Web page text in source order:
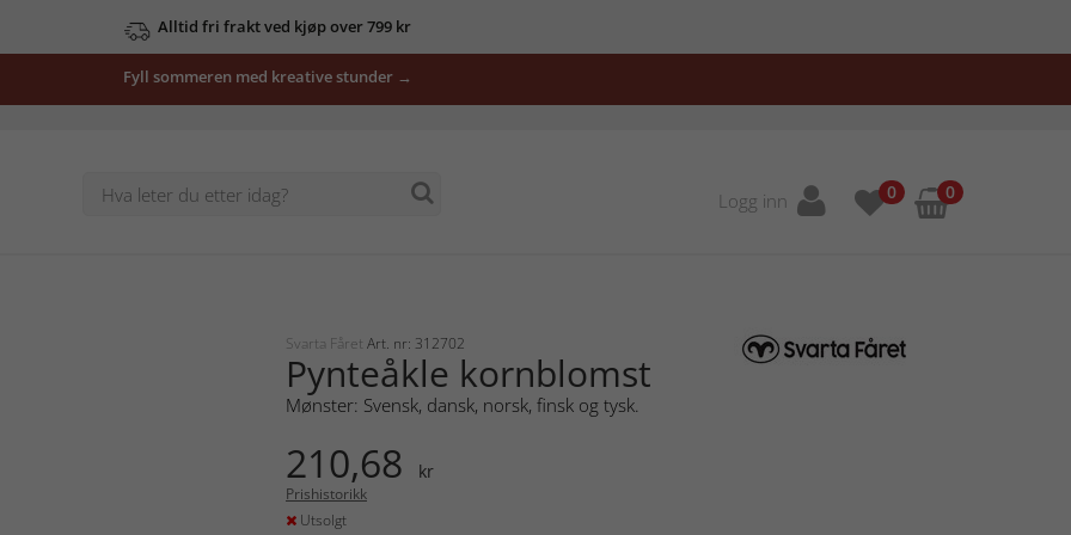
Alltid fri frakt ved kjøp over 799 kr
Fyll sommeren med kreative stunder →
Logg inn 0 0
Svarta Fåret Art. nr: 312702
Pynteåkle kornblomst
Mønster: Svensk, dansk, norsk, finsk og tysk.
210,68 kr
Prishistorikk
Utsolgt